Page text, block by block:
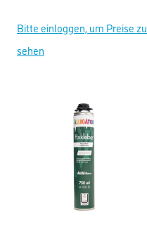
Bitte einloggen, um Preise zu
sehen